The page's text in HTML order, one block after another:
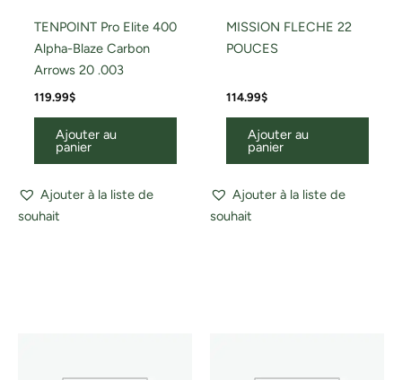
TENPOINT Pro Elite 400
Alpha-Blaze Carbon
Arrows 20 .003
119.99$
Ajouter au
panier
Ajouter à la liste de
souhait
MISSION FLECHE 22
POUCES
114.99$
Ajouter au
panier
Ajouter à la liste de
souhait